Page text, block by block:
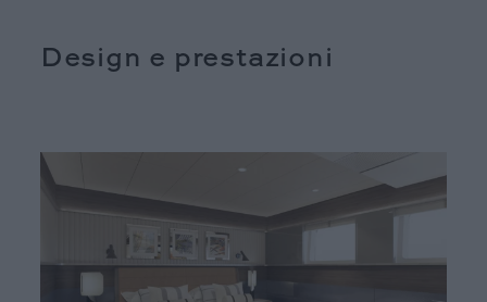
Design e prestazioni